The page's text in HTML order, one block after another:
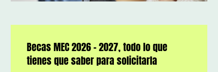
Becas MEC 2026 - 2027, todo lo que
tienes que saber para solicitarla